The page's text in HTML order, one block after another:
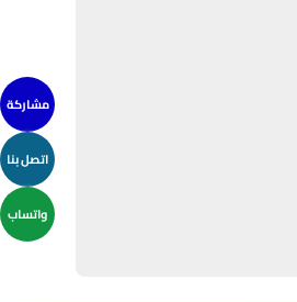
مشاركة
اتصل بنا
واتساب